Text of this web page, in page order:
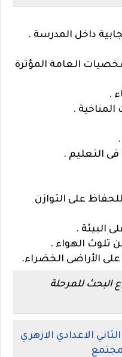
العامة المؤثرة
على التوازن
البحث للمرحلة
الاعدادي الازهري